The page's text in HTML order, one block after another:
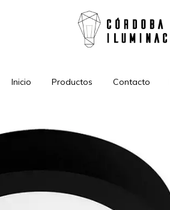
Inicio Productos Contacto